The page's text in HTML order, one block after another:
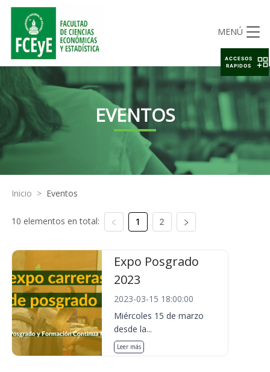
MENÚ
EVENTOS
Inicio > Eventos
10 elementos en total: 1 2
Expo Posgrado
2023
2023-03-15 18:00:00
Miércoles 15 de marzo
desde la...
Leer más
ACCESOS
RAPIDOS